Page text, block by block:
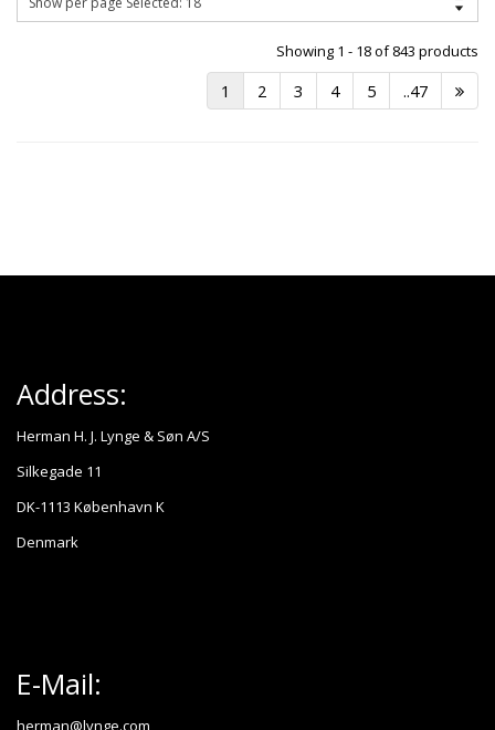
Showing 1 - 18 of 843 products
1 2 3 4 5 ..47
Address:
Herman H. J. Lynge & Søn A/S
Silkegade 11
DK-1113 København K
Denmark
E-Mail:
herman@lynge.com